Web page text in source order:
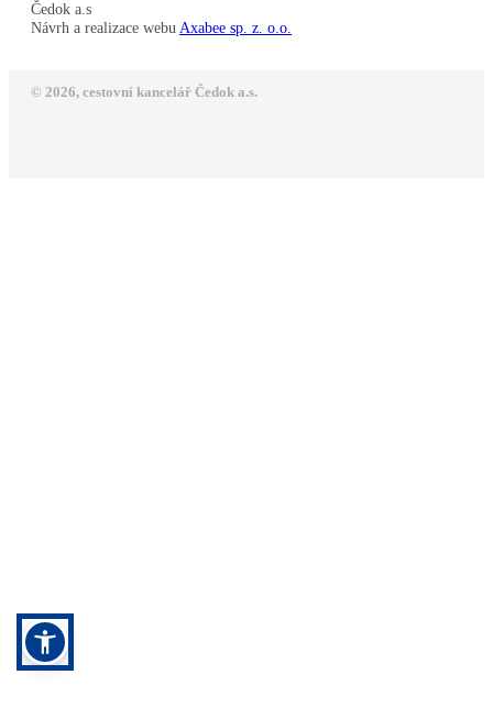
Čedok a.s
Návrh a realizace webu Axabee sp. z. o.o.
© 2026, cestovní kancelář Čedok a.s.